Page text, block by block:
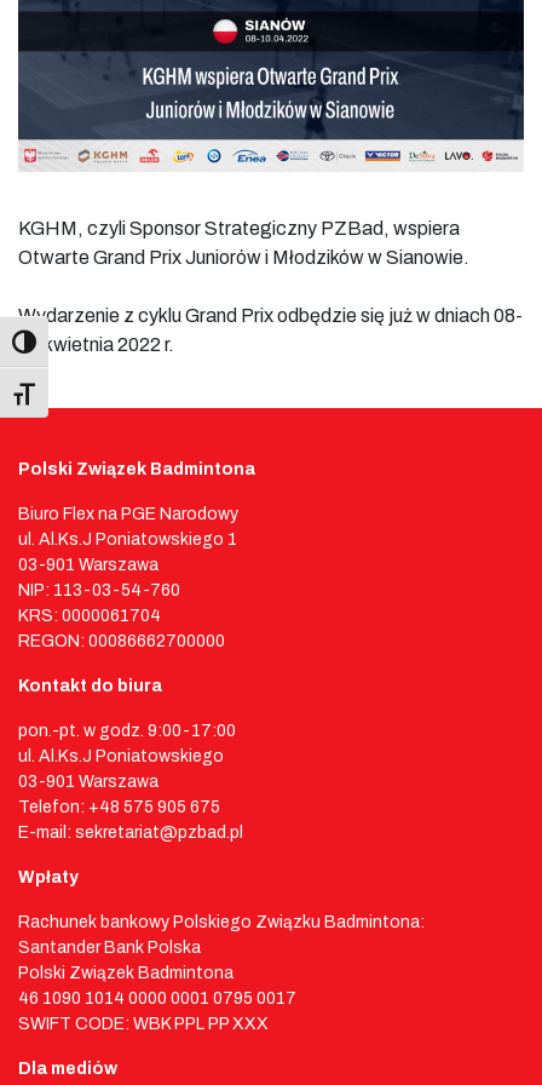
Toggle Font size
KGHM, czyli Sponsor Strategiczny PZBad, wspiera
Otwarte Grand Prix Juniorów i Młodzików w Sianowie.
Wydarzenie z cyklu Grand Prix odbędzie się już w dniach 08-
10 kwietnia 2022 r.
Polski Związek Badmintona
Biuro Flex na PGE Narodowy
ul. Al.Ks.J Poniatowskiego 1
03-901 Warszawa
NIP: 113-03-54-760
KRS: 0000061704
REGON: 00086662700000
Kontakt do biura
pon.-pt. w godz. 9:00-17:00
ul. Al.Ks.J Poniatowskiego
03-901 Warszawa
Telefon: +48 575 905 675
E-mail: sekretariat@pzbad.pl
Wpłaty
Rachunek bankowy Polskiego Związku Badmintona:
Santander Bank Polska
Polski Związek Badmintona
46 1090 1014 0000 0001 0795 0017
SWIFT CODE: WBK PPL PP XXX
Dla mediów